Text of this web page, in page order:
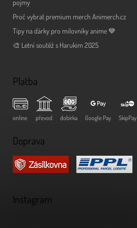
pojmy
Proč vybrat premium merch Animerch.cz
Tipy na dárky pro milovníky anime 💙
🎨 Letní soutěž s Harukim 2025
Platba
online převod dobírka Google Pay SkipPay
Doprava
Instagram